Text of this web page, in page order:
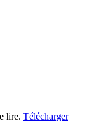
lire. Télécharger